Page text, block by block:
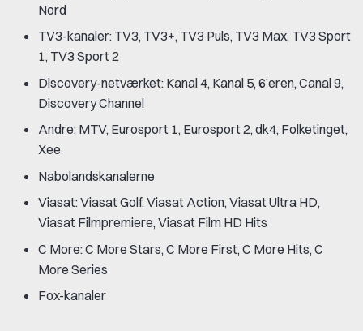
Nord
TV3-kanaler: TV3, TV3+, TV3 Puls, TV3 Max, TV3 Sport
1, TV3 Sport 2
Discovery-netværket: Kanal 4, Kanal 5, 6’eren, Canal 9,
Discovery Channel
Andre: MTV, Eurosport 1, Eurosport 2, dk4, Folketinget,
Xee
Nabolandskanalerne
Viasat: Viasat Golf, Viasat Action, Viasat Ultra HD,
Viasat Filmpremiere, Viasat Film HD Hits
C More: C More Stars, C More First, C More Hits, C
More Series
Fox-kanaler